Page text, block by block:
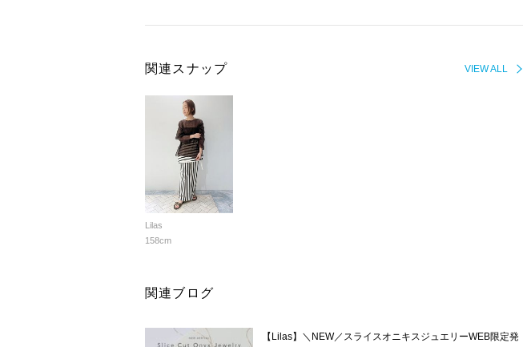
VIEW ALL
関連スナップ
Lilas
158cm
関連ブログ
【Lilas】＼NEW／スライスオニキスジュエリーWEB限定発